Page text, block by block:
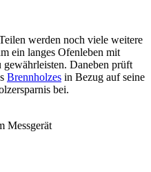
werden noch viele weitere
ein langes Ofenleben mit
Daneben prüft
Brennholzes in Bezug auf seine
bei.
Messgerät